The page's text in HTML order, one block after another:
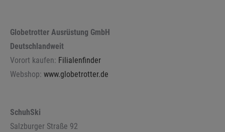
Globetrotter Ausrüstung GmbH
Deutschlandweit
Vorort kaufen: Filialenfinder
Webshop: www.globetrotter.de
SchuhSki
Salzburger Straße 92